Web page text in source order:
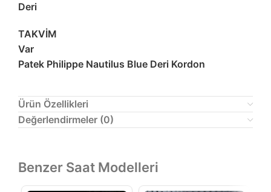
Deri
TAKVİM
Var
Patek Philippe Nautilus Blue Deri Kordon
Ürün Özellikleri
Değerlendirmeler (0)
Benzer Saat Modelleri